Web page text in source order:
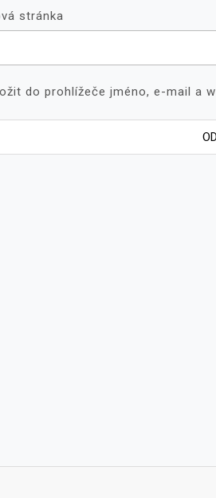
stránka
do prohlížeče jméno, e-mail a